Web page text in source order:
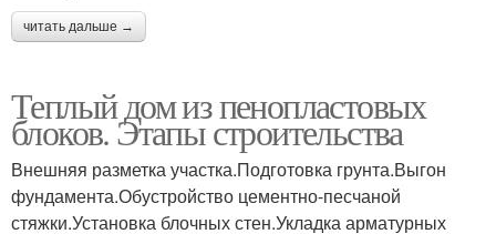
читать дальше →
Теплый дом из пенопластовых
блоков. Этапы строительства
Внешняя разметка участка.Подготовка грунта.Выгон
фундамента.Обустройство цементно-песчаной
стяжки.Установка блочных стен.Укладка арматурных